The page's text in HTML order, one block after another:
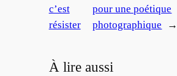
c’est
résister
pour une poétique
photographique
→
À lire aussi